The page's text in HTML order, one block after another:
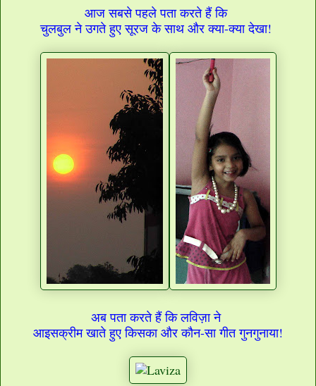
आज सबसे पहले पता करते हैं कि
चुलबुल ने उगते हुए सूरज के साथ और क्या-क्या देखा!
अब पता करते हैं कि लविज़ा ने
आइसक्रीम खाते हुए किसका और कौन-सा गीत गुनगुनाया!